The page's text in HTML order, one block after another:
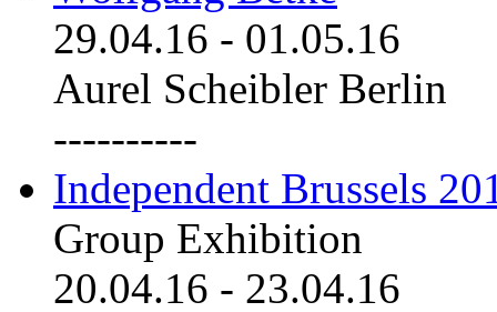
29.04.16 - 01.05.16
Aurel Scheibler Berlin
----------
Independent Brussels
Group Exhibition
20.04.16 - 23.04.16